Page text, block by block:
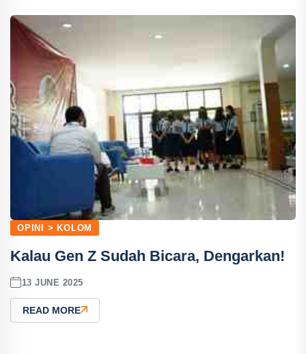
OPINI > KOLOM
Kalau Gen Z Sudah Bicara, Dengarkan!
13 JUNE 2025
READ MORE